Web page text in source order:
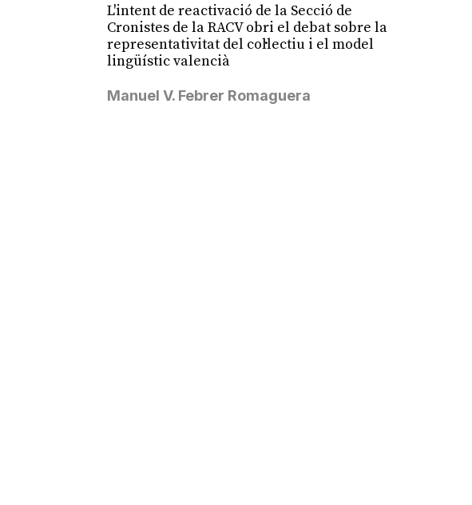
L'intent de reactivació de la Secció de
Cronistes de la RACV obri el debat sobre la
representativitat del col·lectiu i el model
lingüístic valencià
Manuel V. Febrer Romaguera